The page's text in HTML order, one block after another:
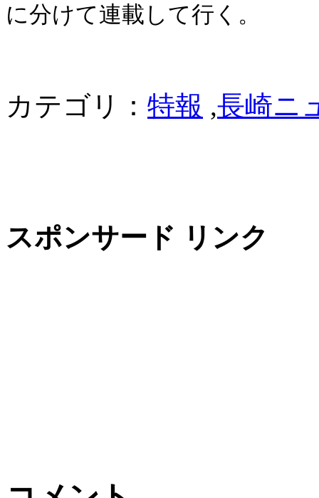
に分けて連載して行く。
カテゴリ： 特報 ,長崎ニ
スポンサード リンク